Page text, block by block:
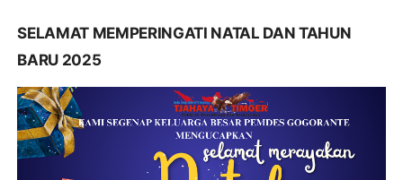
SELAMAT MEMPERINGATI NATAL DAN TAHUN
BARU 2025